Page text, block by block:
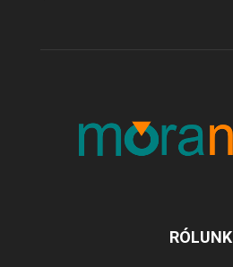
RÓLUNK